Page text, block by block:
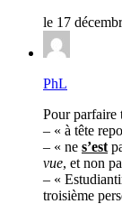
le 17
PhL
Pour parfaire
– « à tête
– « ne s’est
vue, et non
– «
troisième